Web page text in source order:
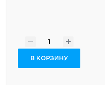
- +
В КОРЗИНУ